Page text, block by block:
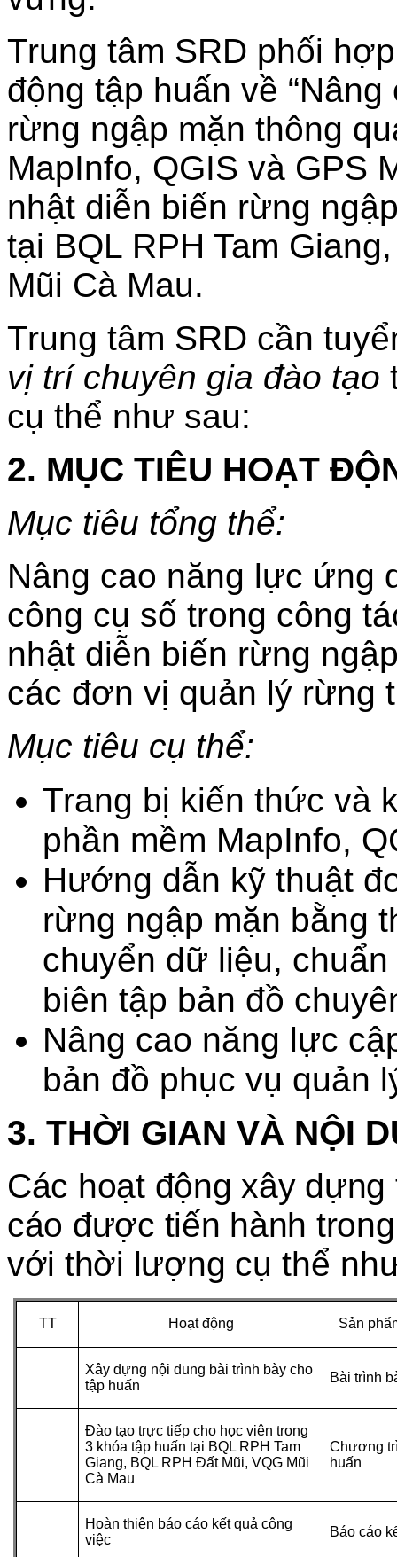
Trung tâm SRD phối
động tập huấn về
rừng ngập mặn thông
MapInfo, QGIS và GPS
nhật diễn biến rừng
tại BQL RPH Tam
Mũi Cà Mau.
Trung tâm SRD cần
vị trí chuyên gia đào tạo
cụ thể như sau:
2. MỤC TIÊU HOẠT
Mục tiêu tổng thể:
Nâng cao năng lực ứng
công cụ số trong công
nhật diễn biến rừng
các đơn vị quản lý rừng
Mục tiêu cụ thể:
Trang bị kiến thức và
phần mềm MapInfo,
Hướng dẫn kỹ thuật
rừng ngập mặn bằng
chuyển dữ liệu,
biên tập bản đồ
Nâng cao năng lực
bản đồ phục vụ quản
3. THỜI GIAN VÀ NỘI
Các hoạt động xây
cáo được tiến hành
với thời lượng cụ thể
TT Hoạt động Sản
Xây dựng nội dung bài trình bày cho
tập huấn
Bài trình
Đào tạo trực tiếp cho học viên trong
3 khóa tập huấn tại BQL RPH Tam
Giang, BQL RPH Đất Mũi, VQG Mũi
Cà Mau
Chương
huấn
Hoàn thiện báo cáo kết quả công
việc
Báo cáo